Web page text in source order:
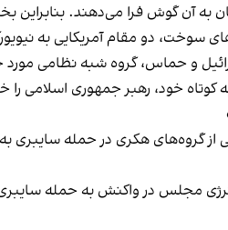
آن گوش فرا می‌دهند. بنابراین
سوخت، دو مقام آمریکایی به
و حماس، گروه شبه نظامی
خود، رهبر جمهوری اسلامی
گروه‌های هکری در حمله سایبری
مجلس در واکنش به حمله سایبری